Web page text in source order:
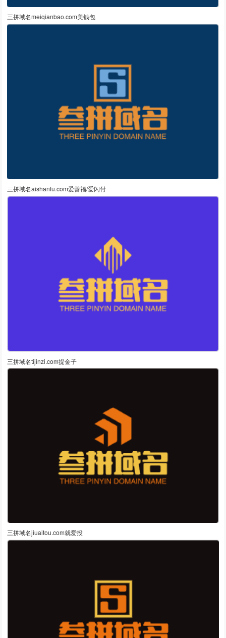
三拼域名meiqianbao.com美钱包
三拼域名aishanfu.com爱善福/爱闪付
三拼域名tijinzi.com提金子
三拼域名jiuaitou.com就爱投